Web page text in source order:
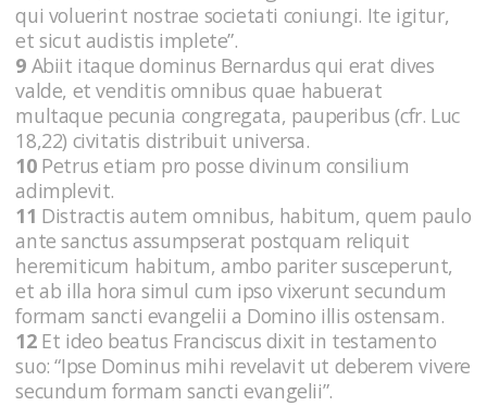
qui voluerint nostrae societati coniungi. Ite igitur,
et sicut audistis implete”.
9 Abiit itaque dominus Bernardus qui erat dives
valde, et venditis omnibus quae habuerat
multaque pecunia congregata, pauperibus (cfr. Luc
18,22) civitatis distribuit universa.
10Petrus etiam pro posse divinum consilium
adimplevit.
11 Distractis autem omnibus, habitum, quem paulo
ante sanctus assumpserat postquam reliquit
heremiticum habitum, ambo pariter susceperunt,
et ab illa hora simul cum ipso vixerunt secundum
formam sancti evangelii a Domino illis ostensam.
12Et ideo beatus Franciscus dixit in testamento
suo: “Ipse Dominus mihi revelavit ut deberem vivere
secundum formam sancti evangelii”.